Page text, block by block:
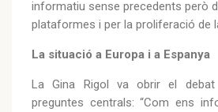
informatiu sense precedents però
plataformes i per la proliferació de
La situació a Europa i a Espanya
La Gina Rigol va obrir el debat
preguntes centrals: “Com ens